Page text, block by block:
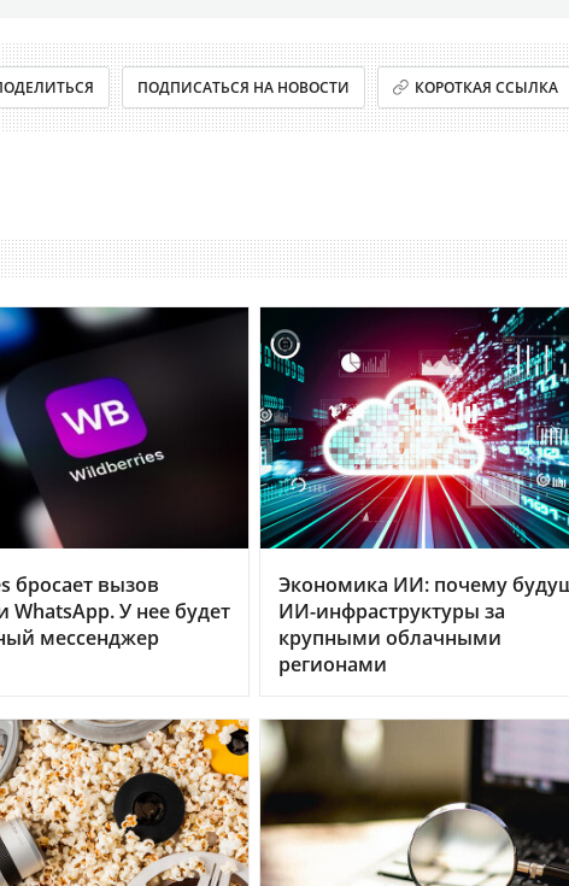
ПОДПИСАТЬСЯ НА НОВОСТИ КОРОТКАЯ ССЫЛКА
бросает вызов
WhatsApp. У нее будет
мессенджер
Экономика ИИ: почему
ИИ-инфраструктуры за
крупными облачными
регионами